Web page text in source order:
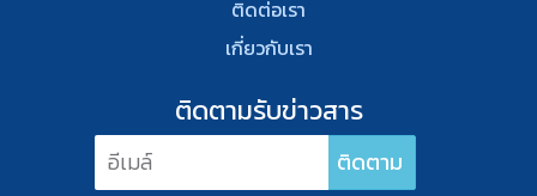
ติดต่อเรา
เกี่ยวกับเรา
ติดตามรับข่าวสาร